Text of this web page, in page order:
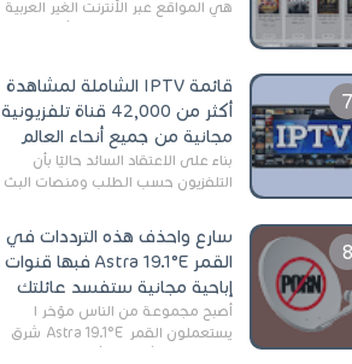
هي المواقع عبر الأنترنت الغير العربية
التي تقدم خدمة تحميل الأفلام على
قائمة IPTV الشاملة لمشاهدة
أكثر من 42,000 قناة تلفزيونية
مجانية من جميع أنحاء العالم
بناءً على الاعتقاد السائد حاليًا بأن
التلفزيون حسب الطلب ومنصات البث
سارع واحذف هذه الترددات في
القمر Astra 19.1°E فبها قنوات
إباحية مجانية ستفسد عائلتك
أصبح مجموعة من الناس مؤخر ا
يستعملون القمر Astra 19.1°E شرق
وذلك بسبب أن هذا الأخير يتوفرعلى